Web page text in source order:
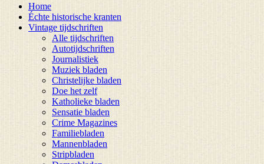
Home
Échte historische kranten
Vintage tijdschriften
Alle tijdschriften
Autotijdschriften
Journalistiek
Muziek bladen
Christelijke bladen
Doe het zelf
Katholieke bladen
Sensatie bladen
Crime Magazines
Familiebladen
Mannenbladen
Stripbladen